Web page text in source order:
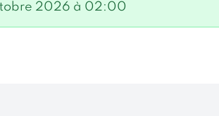
2026 à 02:00